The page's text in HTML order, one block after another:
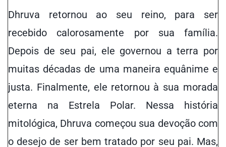
Dhruva retornou ao seu reino, para ser
recebido calorosamente por sua família.
Depois de seu pai, ele governou a terra por
muitas décadas de uma maneira equânime e
justa. Finalmente, ele retornou à sua morada
eterna na Estrela Polar. Nessa história
mitológica, Dhruva começou sua devoção com
o desejo de ser bem tratado por seu pai. Mas,